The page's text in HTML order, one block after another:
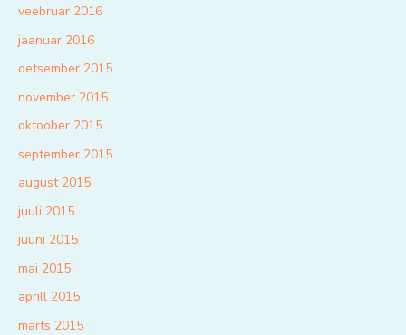
veebruar 2016
jaanuar 2016
detsember 2015
november 2015
oktoober 2015
september 2015
august 2015
juuli 2015
juuni 2015
mai 2015
aprill 2015
märts 2015